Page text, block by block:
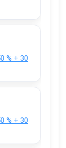
% + 30
% + 30